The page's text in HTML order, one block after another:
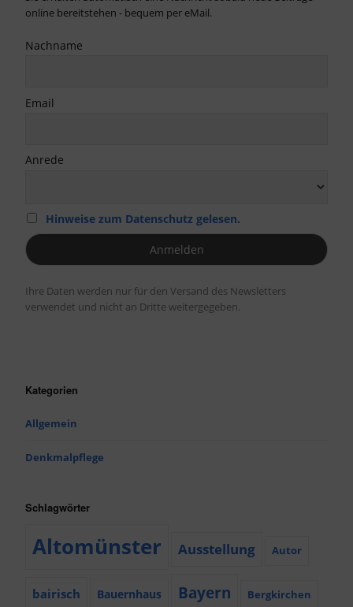
online bereitstehen - bequem per eMail.
Nachname
Email
Anrede
Hinweise zum Datenschutz gelesen.
Ihre Daten werden nur für den Versand des Newsletters
verwendet und nicht an Dritte weitergegeben.
Kategorien
Allgemein
Denkmalpflege
Schlagwörter
Altomünster Ausstellung Autor
bairisch Bauernhaus Bayern Bergkirchen